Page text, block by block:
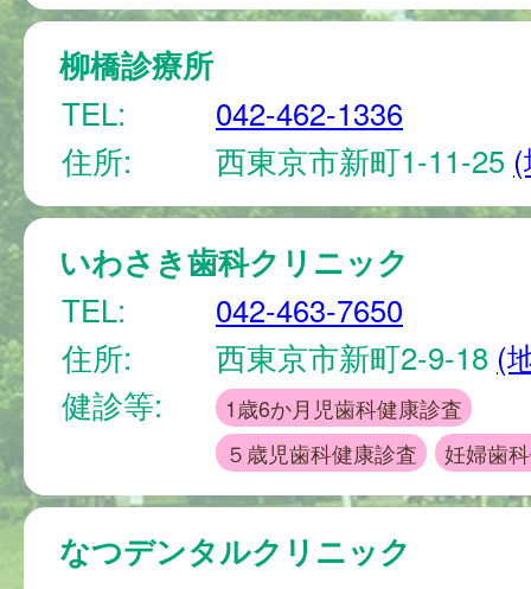
柳橋診療所
TEL:
042-462-1336
住所:
西東京市新町1-11-25
いわさき歯科クリニック
TEL:
042-463-7650
住所:
西東京市新町2-9-18 (
健診等:
1歳6か月児歯科健康診査
５歳児歯科健康診査
妊婦歯
なつデンタルクリニック